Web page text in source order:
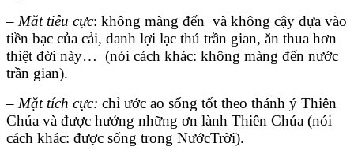
– Măt tiêu cực: không màng đến và không cậy dựa vào
tiền bạc của cải, danh lợi lạc thú trần gian, ăn thua hơn
thiệt đời này… (nói cách khác: không màng đến nước
trần gian).
– Mặt tích cực: chỉ ước ao sống tốt theo thánh ý Thiên
Chúa và được hưởng những ơn lành Thiên Chúa (nói
cách khác: được sống trong NướcTrời).